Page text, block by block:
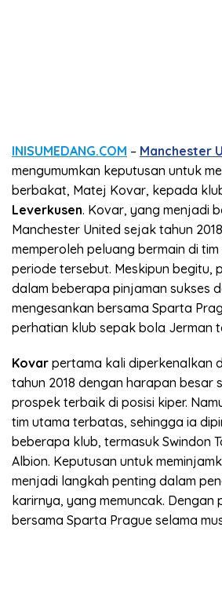
INISUMEDANG.COM – Manchester
mengumumkan keputusan untuk
berbakat, Matej Kovar, kepada
Leverkusen. Kovar, yang menjadi
Manchester United sejak tahun
memperoleh peluang bermain di
periode tersebut. Meskipun begitu,
dalam beberapa pinjaman sukses
mengesankan bersama Sparta
perhatian klub sepak bola Jerman
Kovar pertama kali diperkenalkan
tahun 2018 dengan harapan besar
prospek terbaik di posisi kiper.
tim utama terbatas, sehingga ia
beberapa klub, termasuk Swindon
Albion. Keputusan untuk
menjadi langkah penting dalam
karirnya, yang memuncak. Dengan
bersama Sparta Prague selama